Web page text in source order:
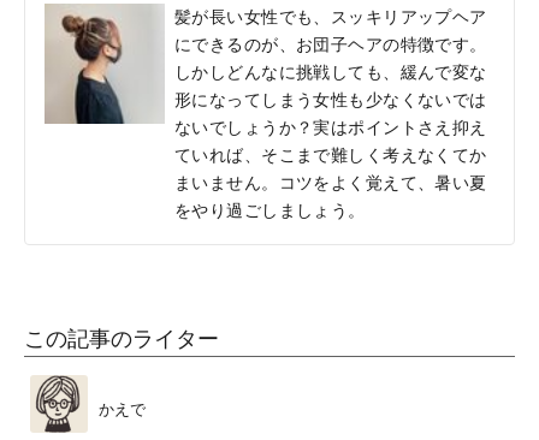
髪が長い女性でも、スッキリアップヘア
にできるのが、お団子ヘアの特徴です。
しかしどんなに挑戦しても、緩んで変な
形になってしまう女性も少なくないでは
ないでしょうか？実はポイントさえ抑え
ていれば、そこまで難しく考えなくてか
まいません。コツをよく覚えて、暑い夏
をやり過ごしましょう。
この記事のライター
かえで